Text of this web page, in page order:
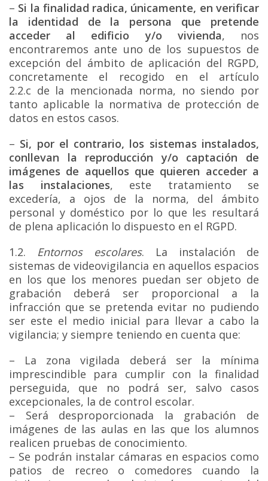
– Si la finalidad radica, únicamente, en verificar
la identidad de la persona que pretende
acceder al edificio y/o vivienda, nos
encontraremos ante uno de los supuestos de
excepción del ámbito de aplicación del RGPD,
concretamente el recogido en el artículo
2.2.c de la mencionada norma, no siendo por
tanto aplicable la normativa de protección de
datos en estos casos.
– Si, por el contrario, los sistemas instalados,
conllevan la reproducción y/o captación de
imágenes de aquellos que quieren acceder a
las instalaciones, este tratamiento se
excedería, a ojos de la norma, del ámbito
personal y doméstico por lo que les resultará
de plena aplicación lo dispuesto en el RGPD.
1.2. Entornos escolares. La instalación de
sistemas de videovigilancia en aquellos espacios
en los que los menores puedan ser objeto de
grabación deberá ser proporcional a la
infracción que se pretenda evitar no pudiendo
ser este el medio inicial para llevar a cabo la
vigilancia; y siempre teniendo en cuenta que:
– La zona vigilada deberá ser la mínima
imprescindible para cumplir con la finalidad
perseguida, que no podrá ser, salvo casos
excepcionales, la de control escolar.
– Será desproporcionada la grabación de
imágenes de las aulas en las que los alumnos
realicen pruebas de conocimiento.
– Se podrán instalar cámaras en espacios como
patios de recreo o comedores cuando la